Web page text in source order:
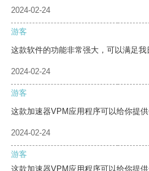
2024-02-24
游客
这款软件的功能非常强大，可以满足我
2024-02-24
游客
这款加速器VPM应用程序可以给你提
2024-02-24
游客
这款加速器VPM应用程序可以给你提